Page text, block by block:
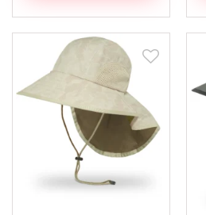
זה
יש
סוגים.
לבחור
את
האפשרויות
בעמוד
המוצר